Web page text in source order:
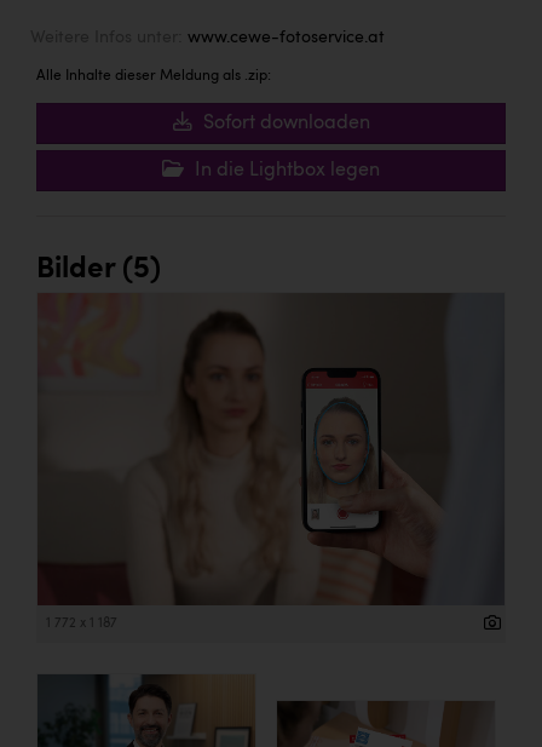
www.cewe-fotoservice.at
Alle Inhalte dieser Meldung als .zip:
Sofort downloaden
In die Lightbox legen
Bilder (5)
1 772 x 1 187